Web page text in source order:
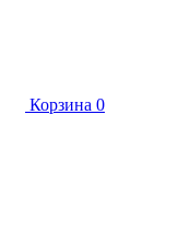
Корзина 0